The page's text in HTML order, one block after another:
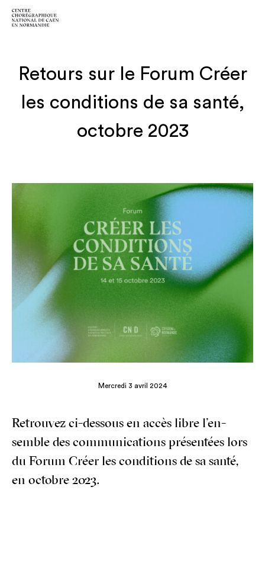
Retours sur le Forum Créer
les conditions de sa santé,
octobre 2023
Mercredi 3 avril 2024
Retrou­vez ci-des­sous en accès libre l’en­
semble des com­mu­ni­ca­tions pré­sen­tées lors
du Forum Créer les condi­tions de sa san­té,
en octobre 2023.